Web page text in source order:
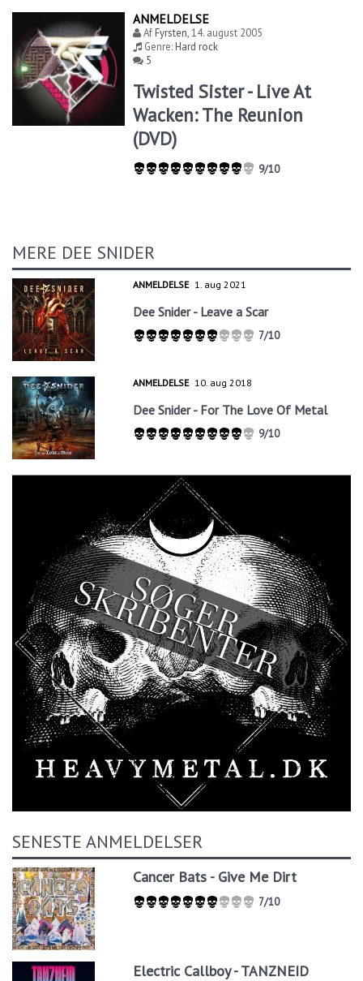
ANMELDELSE
AfFyrsten,14. august 2005
Genre:Hard rock
5
Twisted Sister - Live At
Wacken: The Reunion
(DVD)
9/10
MERE DEE SNIDER
ANMELDELSE 1. aug 2021
Dee Snider - Leave a Scar
7/10
ANMELDELSE 10. aug 2018
Dee Snider - For The Love Of Metal
9/10
SENESTE ANMELDELSER
Cancer Bats - Give Me Dirt
7/10
Electric Callboy - TANZNEID